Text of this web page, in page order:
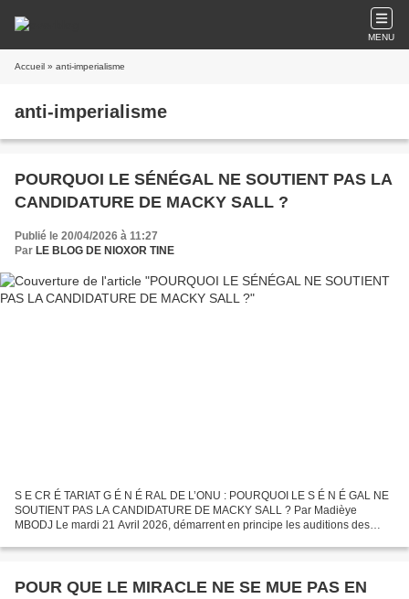
MENU
Accueil » anti-imperialisme
anti-imperialisme
POURQUOI LE SÉNÉGAL NE SOUTIENT PAS LA
CANDIDATURE DE MACKY SALL ?
Publié le 20/04/2026 à 11:27
Par LE BLOG DE NIOXOR TINE
S E CR É TARIAT G É N É RAL DE L’ONU : POURQUOI LE S É N É GAL NE
SOUTIENT PAS LA CANDIDATURE DE MACKY SALL ? Par Madièye
MBODJ Le mardi 21 Avril 2026, démarrent en principe les auditions des
POUR QUE LE MIRACLE NE SE MUE PAS EN